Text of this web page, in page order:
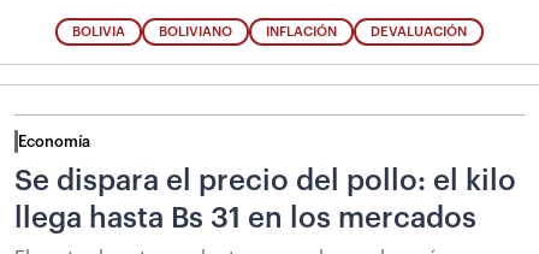
BOLIVIA BOLIVIANO INFLACIÓN DEVALUACIÓN
Economía
Se dispara el precio del pollo: el kilo
llega hasta Bs 31 en los mercados